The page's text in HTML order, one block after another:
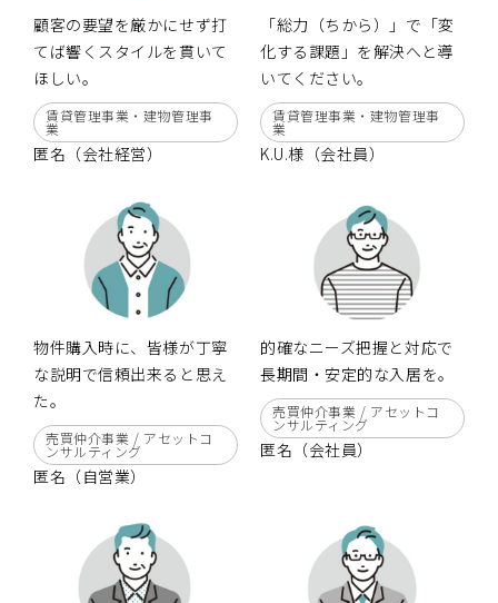
顧客の要望を厳かにせず打
てば響くスタイルを貫いて
ほしい。
賃貸管理事業・建物管理事
業
匿名（会社経営）
「総力（ちから）」で「変
化する課題」を解決へと導
いてください。
賃貸管理事業・建物管理事
業
K.U.様（会社員）
物件購入時に、皆様が丁寧
な説明で信頼出来ると思え
た。
売買仲介事業 / アセットコ
ンサルティング
匿名（自営業）
的確なニーズ把握と対応で
長期間・安定的な入居を。
売買仲介事業 / アセットコ
ンサルティング
匿名（会社員）